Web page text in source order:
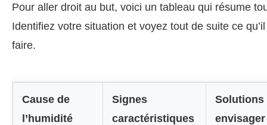
Pour aller droit au but, voici un tableau qui résume
Identifiez votre situation et voyez tout de suite ce
faire.
Cause de
l’humidité
Signes
caractéristiques
Solutions
envisager